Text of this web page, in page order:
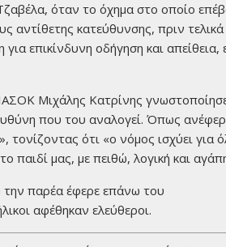
όταν το όχημα στο οποίο
αντίθετης κατεύθυνσης, πριν τελικά
επικίνδυνη οδήγηση και απείθεια,
Μιχάλης Κατρίνης
που του αναλογεί. Όπως
τονίζοντας ότι «ο νόμος ισχύει για
παιδί μας, με πειθώ, λογική και
την παρέα έφερε επάνω του
αφέθηκαν ελεύθεροι.